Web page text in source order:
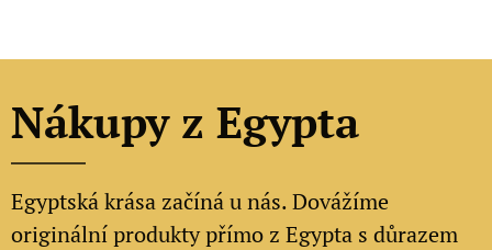
Nákupy z Egypta
Egyptská krása začíná u nás. Dovážíme
originální produkty přímo z Egypta s důrazem